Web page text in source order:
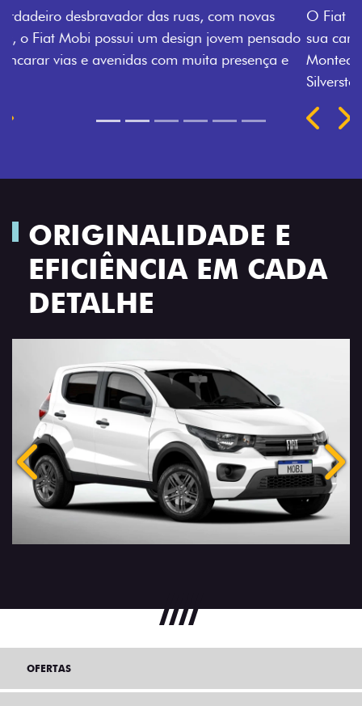
O Fiat Mobi tem sempre uma opção de cor que é a
sua cara. Escolha entre o Preto Vulcano, Vermelho
Montecarlo, Branco Banchisa, Prata Bari e Cinza
Rodas de liga leve
ORIGINALIDADE E
EFICIÊNCIA EM CADA
DETALHE
Anterior
OFERTAS